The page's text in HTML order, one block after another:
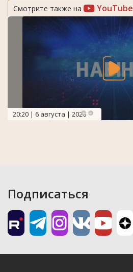
Смотрите также на YouTube
20:20 | 6 августа | 2026
Подписаться